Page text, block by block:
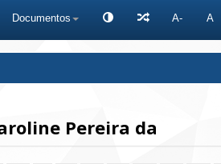
Documentos A- A
Pereira da